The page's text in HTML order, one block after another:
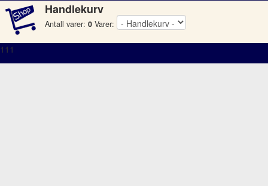
Handlekurv
Antall varer: 0 Varer:
111